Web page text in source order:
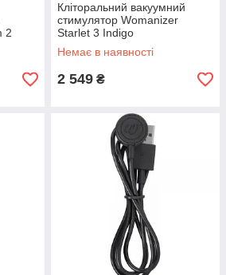
2
Кліторальний вакуумний
стимулятор Womanizer
Starlet 3 Indigo
Немає в наявності
2 549 ₴